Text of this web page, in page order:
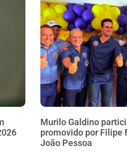
Murilo Galdino
promovido por Filipe
João Pessoa